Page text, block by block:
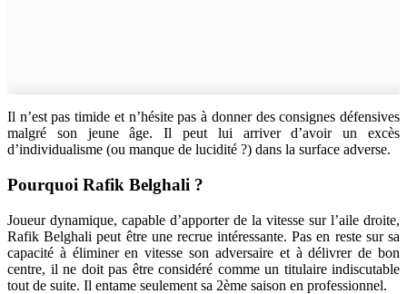
Il n’est pas timide et n’hésite pas à donner des consignes défensives
malgré son jeune âge. Il peut lui arriver d’avoir un excès
d’individualisme (ou manque de lucidité ?) dans la surface adverse.
Pourquoi Rafik Belghali ?
Joueur dynamique, capable d’apporter de la vitesse sur l’aile droite,
Rafik Belghali peut être une recrue intéressante. Pas en reste sur sa
capacité à éliminer en vitesse son adversaire et à délivrer de bon
centre, il ne doit pas être considéré comme un titulaire indiscutable
tout de suite. Il entame seulement sa 2ème saison en professionnel.